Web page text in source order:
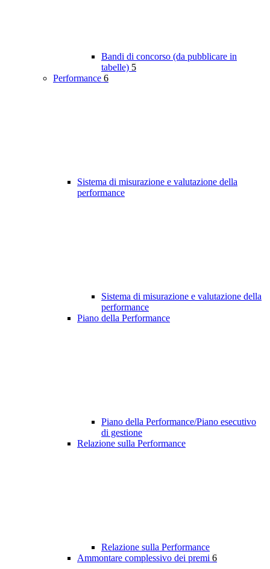
Bandi di concorso (da pubblicare in
tabelle) 5
Performance 6
Sistema di misurazione e valutazione della
performance
Sistema di misurazione e valutazione della
performance
Piano della Performance
Piano della Performance/Piano esecutivo
di gestione
Relazione sulla Performance
Relazione sulla Performance
Ammontare complessivo dei premi 6